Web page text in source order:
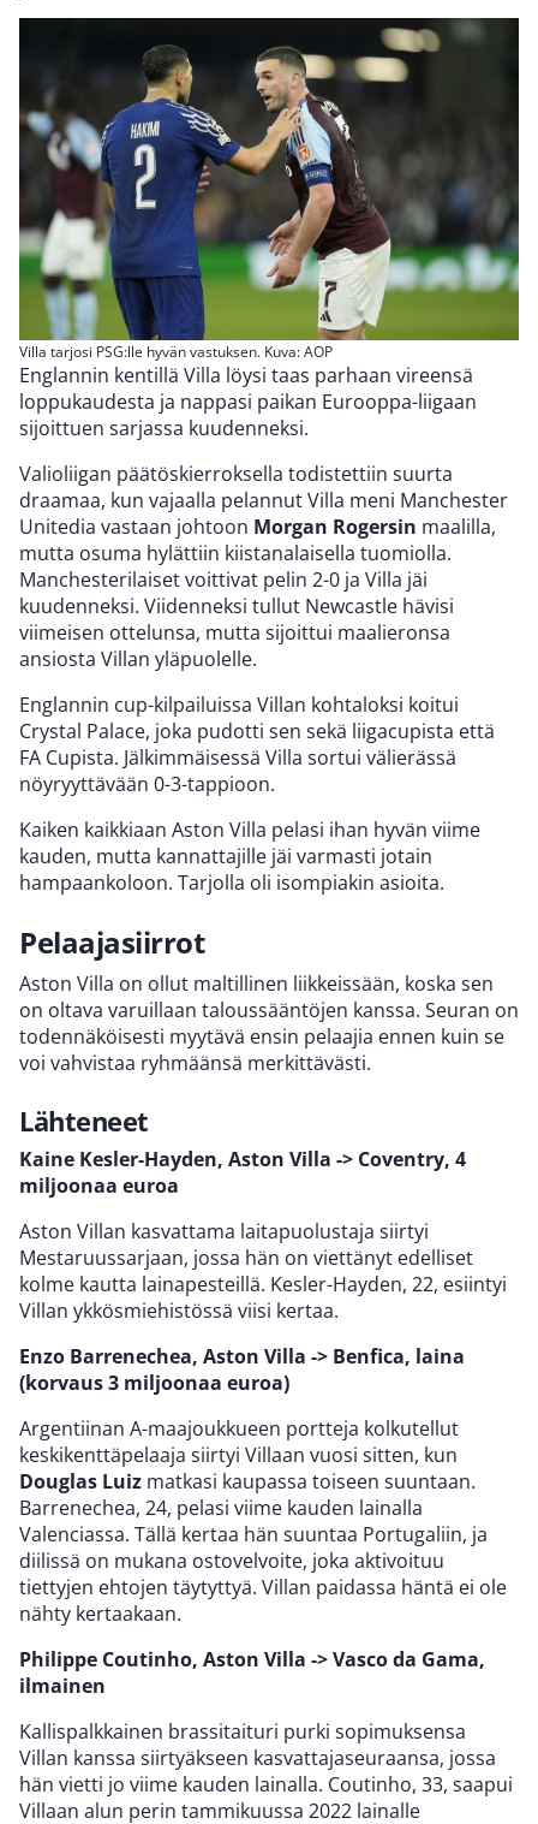
Villa tarjosi PSG:lle hyvän vastuksen. Kuva: AOP
Englannin kentillä Villa löysi taas parhaan vireensä
loppukaudesta ja nappasi paikan Eurooppa-liigaan
sijoittuen sarjassa kuudenneksi.
Valioliigan päätöskierroksella todistettiin suurta
draamaa, kun vajaalla pelannut Villa meni Manchester
Unitedia vastaan johtoon Morgan Rogersin maalilla,
mutta osuma hylättiin kiistanalaisella tuomiolla.
Manchesterilaiset voittivat pelin 2-0 ja Villa jäi
kuudenneksi. Viidenneksi tullut Newcastle hävisi
viimeisen ottelunsa, mutta sijoittui maalieronsa
ansiosta Villan yläpuolelle.
Englannin cup-kilpailuissa Villan kohtaloksi koitui
Crystal Palace, joka pudotti sen sekä liigacupista että
FA Cupista. Jälkimmäisessä Villa sortui välierässä
nöyryyttävään 0-3-tappioon.
Kaiken kaikkiaan Aston Villa pelasi ihan hyvän viime
kauden, mutta kannattajille jäi varmasti jotain
hampaankoloon. Tarjolla oli isompiakin asioita.
Pelaajasiirrot
Aston Villa on ollut maltillinen liikkeissään, koska sen
on oltava varuillaan taloussääntöjen kanssa. Seuran on
todennäköisesti myytävä ensin pelaajia ennen kuin se
voi vahvistaa ryhmäänsä merkittävästi.
Lähteneet
Kaine Kesler-Hayden, Aston Villa -> Coventry, 4
miljoonaa euroa
Aston Villan kasvattama laitapuolustaja siirtyi
Mestaruussarjaan, jossa hän on viettänyt edelliset
kolme kautta lainapesteillä. Kesler-Hayden, 22, esiintyi
Villan ykkösmiehistössä viisi kertaa.
Enzo Barrenechea, Aston Villa -> Benfica, laina
(korvaus 3 miljoonaa euroa)
Argentiinan A-maajoukkueen portteja kolkutellut
keskikenttäpelaaja siirtyi Villaan vuosi sitten, kun
Douglas Luiz matkasi kaupassa toiseen suuntaan.
Barrenechea, 24, pelasi viime kauden lainalla
Valenciassa. Tällä kertaa hän suuntaa Portugaliin, ja
diilissä on mukana ostovelvoite, joka aktivoituu
tiettyjen ehtojen täytyttyä. Villan paidassa häntä ei ole
nähty kertaakaan.
Philippe Coutinho, Aston Villa -> Vasco da Gama,
ilmainen
Kallispalkkainen brassitaituri purki sopimuksensa
Villan kanssa siirtyäkseen kasvattajaseuraansa, jossa
hän vietti jo viime kauden lainalla. Coutinho, 33, saapui
Villaan alun perin tammikuussa 2022 lainalle